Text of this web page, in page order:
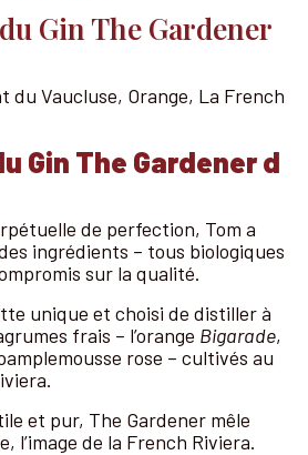
Gin The Gardener
du Vaucluse, Orange, La French
Gin The Gardener d
de perfection, Tom a
ingrédients – tous biologiques
sur la qualité.
unique et choisi de distiller à
frais – l’orange Bigarade,
rose – cultivés au
et pur, The Gardener mêle
l’image de la French Riviera.